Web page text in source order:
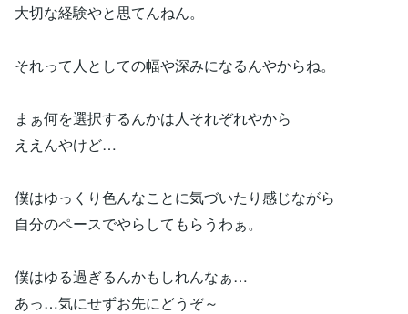
大切な経験やと思てんねん。
それって人としての幅や深みになるんやからね。
まぁ何を選択するんかは人それぞれやから
ええんやけど…
僕はゆっくり色んなことに気づいたり感じながら
自分のペースでやらしてもらうわぁ。
僕はゆる過ぎるんかもしれんなぁ…
あっ…気にせずお先にどうぞ～